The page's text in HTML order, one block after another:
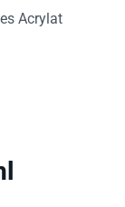
Acrylat